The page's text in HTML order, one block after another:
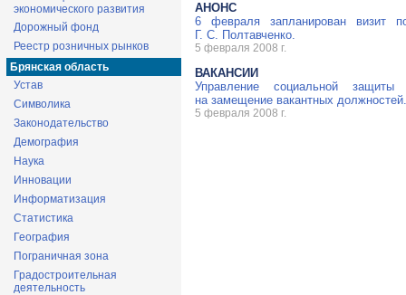
экономического развития
Дорожный фонд
Реестр розничных рынков
Брянская область
Устав
Символика
Законодательство
Демография
Наука
Инновации
Информатизация
Статистика
География
Пограничная зона
Градостроительная
деятельность
АНОНС
6 февраля запланирован визит
Г. С. Полтавченко.
5 февраля 2008 г.
ВАКАНСИИ
Управление социальной защиты
на замещение вакантных должностей.
5 февраля 2008 г.